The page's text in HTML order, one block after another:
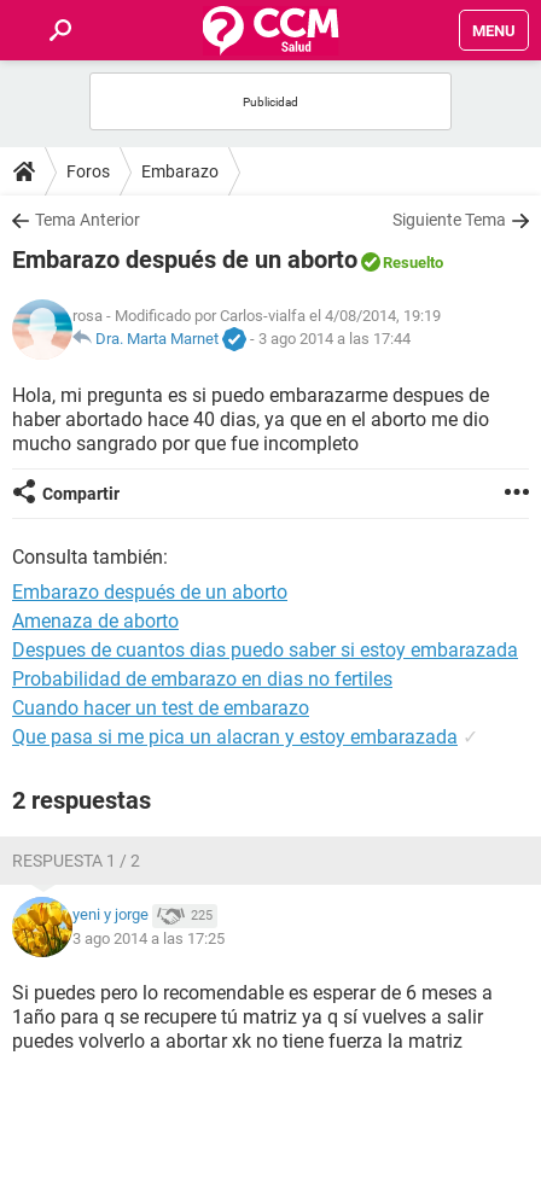
MENU
FOROS
SALUD
NUTRICIÓN
BIENESTAR
Foros Embarazo
Tema Anterior Siguiente Tema
Embarazo después de un aborto Resuelto
rosa - Modificado por Carlos-vialfa el 4/08/2014, 19:19
Dra. Marta Marnet
- 3 ago 2014 a las 17:44
Hola, mi pregunta es si puedo embarazarme despues de
haber abortado hace 40 dias, ya que en el aborto me dio
mucho sangrado por que fue incompleto
Compartir
Consulta también:
Embarazo después de un aborto
Amenaza de aborto
Despues de cuantos dias puedo saber si estoy embarazada
Probabilidad de embarazo en dias no fertiles
Cuando hacer un test de embarazo
Que pasa si me pica un alacran y estoy embarazada ✓
2 respuestas
RESPUESTA 1 / 2
yeni y jorge 225
3 ago 2014 a las 17:25
Si puedes pero lo recomendable es esperar de 6 meses a
1año para q se recupere tú matriz ya q sí vuelves a salir
puedes volverlo a abortar xk no tiene fuerza la matriz